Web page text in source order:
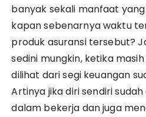
banyak sekali manfaat yang
kapan sebenarnya waktu
produk asuransi tersebut?
sedini mungkin, ketika
dilihat dari segi keuangan
Artinya jika diri sendiri
dalam bekerja dan juga